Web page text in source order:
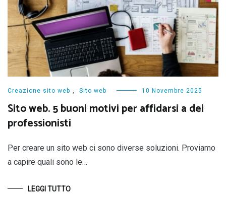
Creazione sito web Sito web 10 Novembre 2025
Sito web. 5 buoni motivi per affidarsi a dei
professionisti
Per creare un sito web ci sono diverse soluzioni. Proviamo
a capire quali sono le…
LEGGI TUTTO